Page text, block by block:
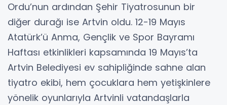
Ordu’nun ardından Şehir Tiyatrosunun bir
diğer durağı ise Artvin oldu. 12-19 Mayıs
Atatürk’ü Anma, Gençlik ve Spor Bayramı
Haftası etkinlikleri kapsamında 19 Mayıs’ta
Artvin Belediyesi ev sahipliğinde sahne alan
tiyatro ekibi, hem çocuklara hem yetişkinlere
yönelik oyunlarıyla Artvinli vatandaşlarla